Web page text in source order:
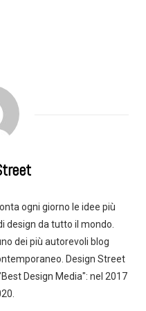
ogni giorno le idee più
design da tutto il mondo.
dei più autorevoli blog
Design Street
Design Media": nel 2017